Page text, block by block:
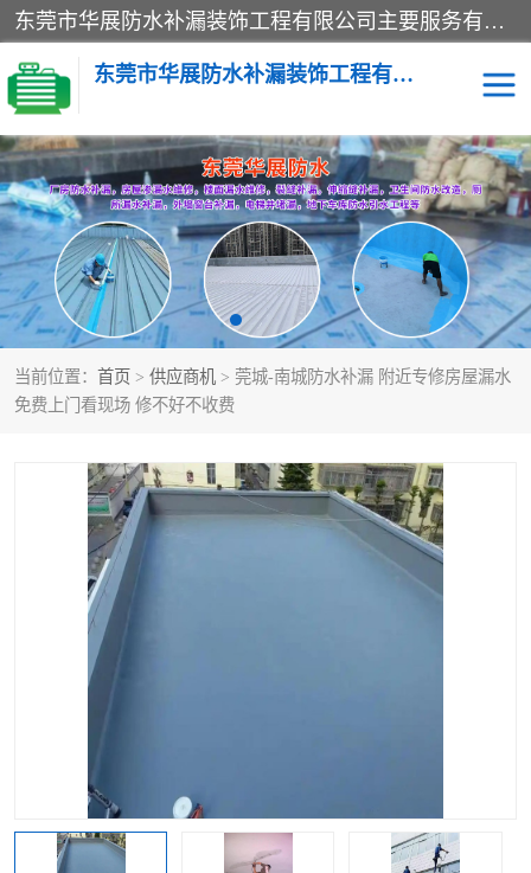
东莞市华展防水补漏装饰工程有限公司主要服务有：东莞防水补漏，东莞厂房防水补漏，东莞房屋渗漏水维修，楼面漏水维修，裂缝补漏，伸缩缝补漏，卫生间防水改造，厕所漏水补漏，外墙窗台补漏，电梯井堵漏，地下车库防水引水工程等
东莞市华展防水补漏装饰工程有限公司
当前位置： 首页 > 供应商机 > 莞城-南城防水补漏 附近专修房屋漏水
免费上门看现场 修不好不收费
楼面防水补漏 外墙防水补漏
阳台卫生间防水补漏 地下室防水补漏
金属房搭建及补漏